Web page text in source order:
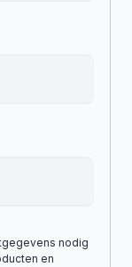
nodig
en